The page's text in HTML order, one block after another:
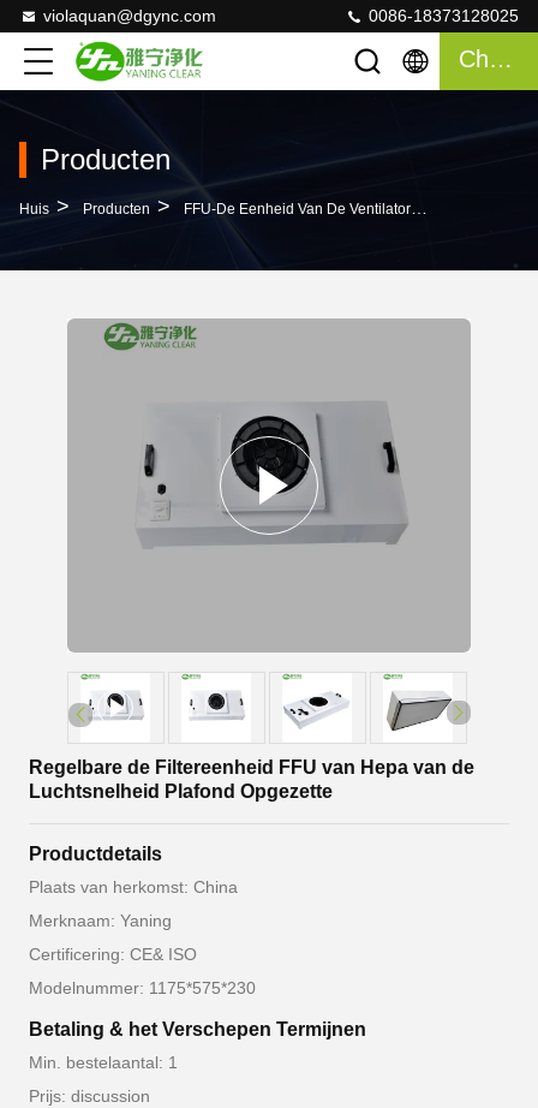
violaquan@dgync.com 0086-18373128025
Chatten
Producten
Huis > Producten > FFU-De Eenheid Van De Ventilatorfilter
Regelbare de Filtereenheid FFU van Hepa van de
Luchtsnelheid Plafond Opgezette
Productdetails
Plaats van herkomst: China
Merknaam: Yaning
Certificering: CE& ISO
Modelnummer: 1175*575*230
Betaling & het Verschepen Termijnen
Min. bestelaantal: 1
Prijs: discussion